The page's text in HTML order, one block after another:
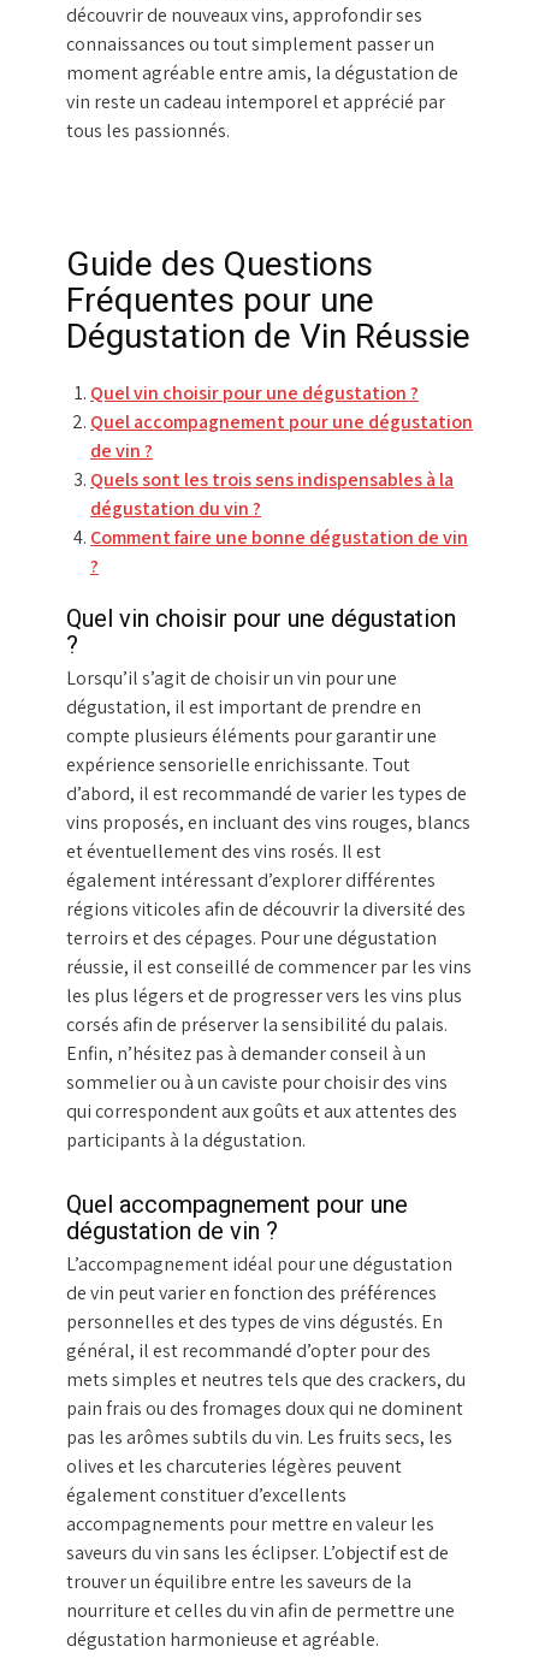
découvrir de nouveaux vins, approfondir ses
connaissances ou tout simplement passer un
moment agréable entre amis, la dégustation de
vin reste un cadeau intemporel et apprécié par
tous les passionnés.
Guide des Questions
Fréquentes pour une
Dégustation de Vin Réussie
Quel vin choisir pour une dégustation ?
Quel accompagnement pour une dégustation
de vin ?
Quels sont les trois sens indispensables à la
dégustation du vin ?
Comment faire une bonne dégustation de vin
?
Quel vin choisir pour une dégustation
?
Lorsqu’il s’agit de choisir un vin pour une
dégustation, il est important de prendre en
compte plusieurs éléments pour garantir une
expérience sensorielle enrichissante. Tout
d’abord, il est recommandé de varier les types de
vins proposés, en incluant des vins rouges, blancs
et éventuellement des vins rosés. Il est
également intéressant d’explorer différentes
régions viticoles afin de découvrir la diversité des
terroirs et des cépages. Pour une dégustation
réussie, il est conseillé de commencer par les vins
les plus légers et de progresser vers les vins plus
corsés afin de préserver la sensibilité du palais.
Enfin, n’hésitez pas à demander conseil à un
sommelier ou à un caviste pour choisir des vins
qui correspondent aux goûts et aux attentes des
participants à la dégustation.
Quel accompagnement pour une
dégustation de vin ?
L’accompagnement idéal pour une dégustation
de vin peut varier en fonction des préférences
personnelles et des types de vins dégustés. En
général, il est recommandé d’opter pour des
mets simples et neutres tels que des crackers, du
pain frais ou des fromages doux qui ne dominent
pas les arômes subtils du vin. Les fruits secs, les
olives et les charcuteries légères peuvent
également constituer d’excellents
accompagnements pour mettre en valeur les
saveurs du vin sans les éclipser. L’objectif est de
trouver un équilibre entre les saveurs de la
nourriture et celles du vin afin de permettre une
dégustation harmonieuse et agréable.